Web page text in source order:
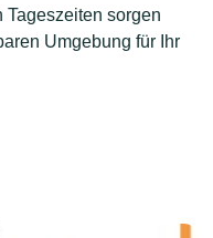
Tageszeiten sorgen
Umgebung für Ihr